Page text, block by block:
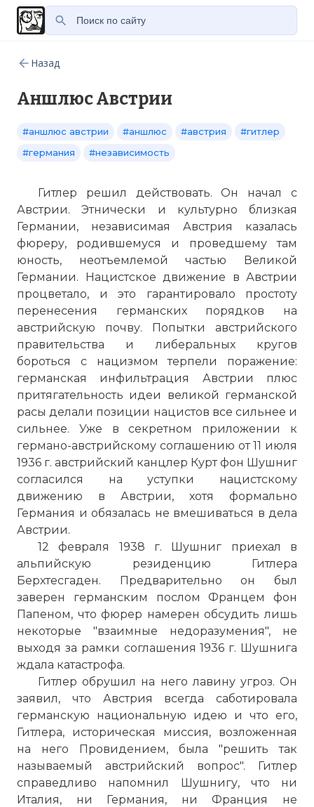
Назад
Аншлюс Австрии
#аншлюс австрии #аншлюс #австрия
#гитлер
#германия
#независимость
Гитлер решил действовать. Он начал с
Австрии. Этнически и культурно близкая
Германии, независимая Австрия казалась
фюреру, родившемуся и проведшему там
юность, неотъемлемой частью Великой
Германии. Нацистское движение в Австрии
процветало, и это гарантировало простоту
перенесения германских порядков на
австрийскую почву. Попытки австрийского
правительства и либеральных кругов
бороться с нацизмом терпели поражение:
германская инфильтрация Австрии плюс
притягательность идеи великой германской
расы делали позиции нацистов все сильнее и
сильнее. Уже в секретном приложении к
германо-австрийскому соглашению от 11 июля
1936 г. австрийский канцлер Курт фон Шушниг
согласился на уступки нацистскому
движению в Австрии, хотя формально
Германия и обязалась не вмешиваться в дела
Австрии.
12 февраля 1938 г. Шушниг приехал в
альпийскую резиденцию Гитлера
Берхтесгаден. Предварительно он был
заверен германским послом Францем фон
Папеном, что фюрер намерен обсудить лишь
некоторые "взаимные недоразумения", не
выходя за рамки соглашения 1936 г. Шушнига
ждала катастрофа.
Гитлер обрушил на него лавину угроз. Он
заявил, что Австрия всегда саботировала
германскую национальную идею и что его,
Гитлера, историческая миссия, возложенная
на него Провидением, была "решить так
называемый австрийский вопрос". Гитлер
справедливо напомнил Шушнигу, что ни
Италия, ни Германия, ни Франция не